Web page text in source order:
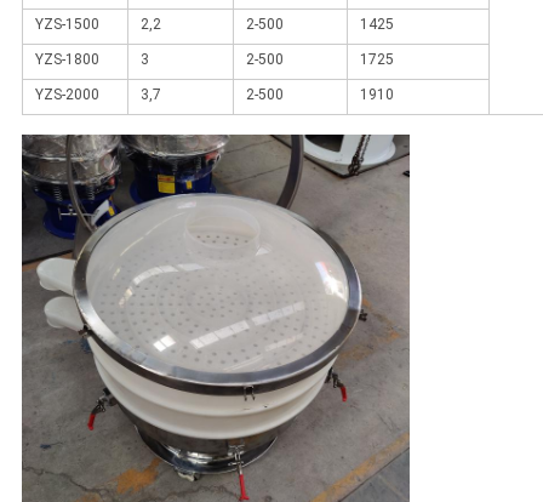
YZS-1500 2,2 2-500 1425
YZS-1800 3 2-500 1725
YZS-2000 3,7 2-500 1910